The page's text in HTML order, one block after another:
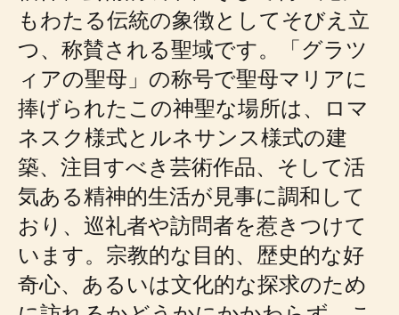
もわたる伝統の象徴としてそびえ立
つ、称賛される聖域です。「グラツ
ィアの聖母」の称号で聖母マリアに
捧げられたこの神聖な場所は、ロマ
ネスク様式とルネサンス様式の建
築、注目すべき芸術作品、そして活
気ある精神的生活が見事に調和して
おり、巡礼者や訪問者を惹きつけて
います。宗教的な目的、歴史的な好
奇心、あるいは文化的な探求のため